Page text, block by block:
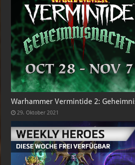
Warhammer Vermintide 2:
29. Oktober 2021